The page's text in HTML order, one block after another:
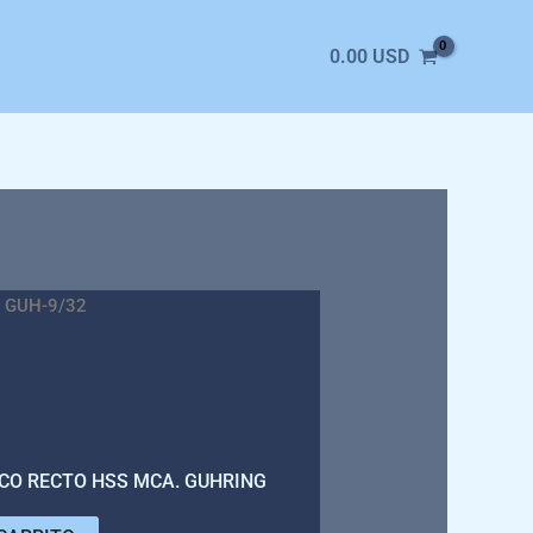
0.00 USD
9/32
RECTO HSS MCA. GUHRING